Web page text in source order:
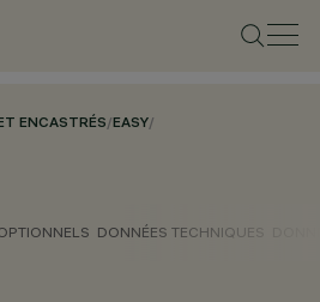
ENCASTRÉS/EASY/
DONNÉES TECHNIQUES